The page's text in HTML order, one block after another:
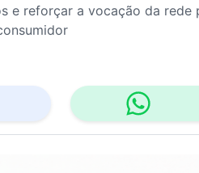
e reforçar a vocação da rede